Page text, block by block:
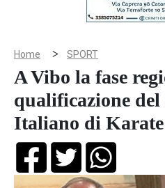
Home > SPORT
A Vibo la fase
qualificazione
Italiano di Karate